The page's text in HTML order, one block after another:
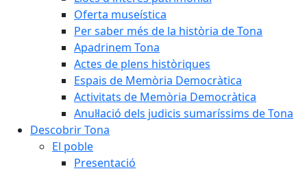
Oferta museística
Per saber més de la història de Tona
Apadrinem Tona
Actes de plens històriques
Espais de Memòria Democràtica
Activitats de Memòria Democràtica
Anul·lació dels judicis sumaríssims de Tona
Descobrir Tona
El poble
Presentació